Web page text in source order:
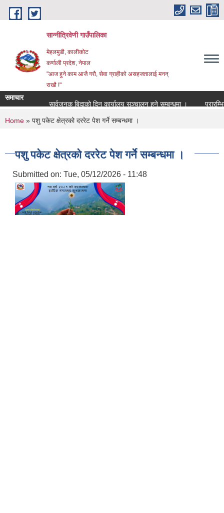
Skip to main content
सान्नीत्रिवेणी गाउँपालिका
मेहलमुडी, कालीकोट
कर्णाली प्रदेश, नेपाल
"आज हुने काम आजै गरौ, सेवा ग्राहीको असहजतालाई मनन्
राखौ !"
समाचार
सार्वजनुक बिदाको दिन कार्यालय सञ्चालन हुने सम्बन्धमा ।
प्रारम्भिक
You are here
Home » पशु पकेट क्षेत्रको दररेट पेश गर्ने सम्बन्धमा ।
पशु पकेट क्षेत्रको दररेट पेश गर्ने सम्बन्धमा ।
Submitted on: Tue, 05/12/2026 - 11:48